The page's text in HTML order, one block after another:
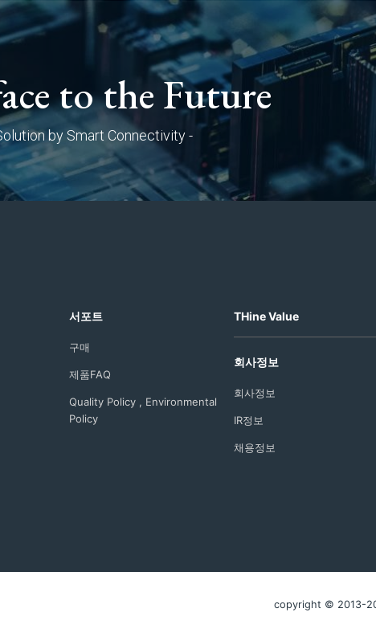
to the Future
by Smart Connectivity -
서포트
구매
제품FAQ
Quality Policy , Environmental
Policy
THine Value
회사정보
회사정보
IR정보
채용정보
copyright © 2013-